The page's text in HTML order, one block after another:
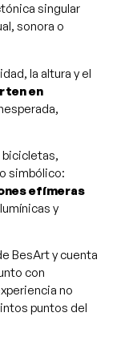
singular
sonora o
la altura y el
en
bicicletas,
simbólico:
efímeras
y
BesArt y cuenta
con
no
puntos del